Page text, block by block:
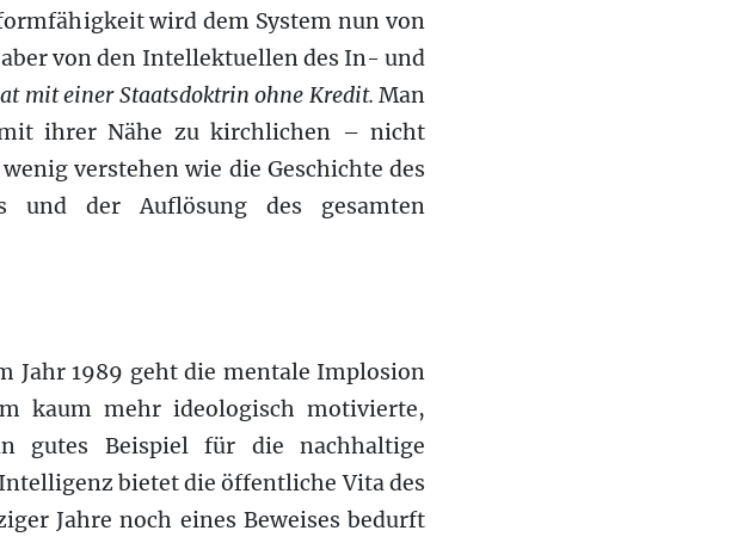
wird dem System nun von
von den Intellektuellen des In- und
mit einer Staatsdoktrin ohne Kredit. Man
ihrer Nähe zu kirchlichen – nicht
verstehen wie die Geschichte des
und der Auflösung des gesamten
Jahr 1989 geht die mentale Implosion
kaum mehr ideologisch motivierte,
gutes Beispiel für die nachhaltige
bietet die öffentliche Vita des
Jahre noch eines Beweises bedurft